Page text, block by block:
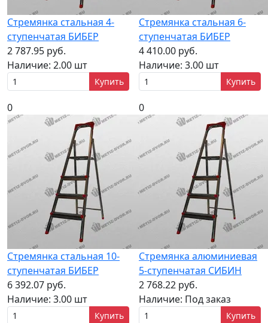
Стремянка стальная 4-
ступенчатая БИБЕР
2 787.95 руб.
Наличие: 2.00 шт
Купить
Стремянка стальная 6-
ступенчатая БИБЕР
4 410.00 руб.
Наличие: 3.00 шт
Купить
0
Стремянка стальная 10-
ступенчатая БИБЕР
6 392.07 руб.
Наличие: 3.00 шт
Купить
0
Стремянка алюминиевая
5-ступенчатая СИБИН
2 768.22 руб.
Наличие: Под заказ
Купить